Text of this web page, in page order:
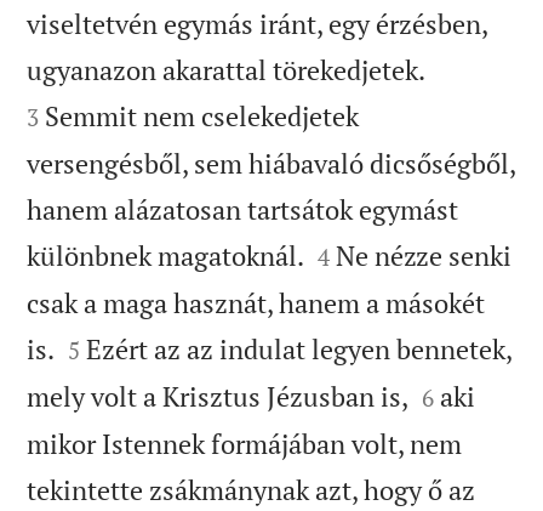
viseltetvén egymás iránt, egy érzésben,
ugyanazon akarattal törekedjetek.
3 Semmit nem cselekedjetek
versengésből, sem hiábavaló dicsőségből,
hanem alázatosan tartsátok egymást
különbnek magatoknál. 

4 Ne nézze senki
csak a maga hasznát, hanem a másokét
is. 

5 Ezért az az indulat legyen bennetek,
mely volt a Krisztus Jézusban is, 

6 aki
mikor Istennek formájában volt, nem
tekintette zsákmánynak azt, hogy ő az